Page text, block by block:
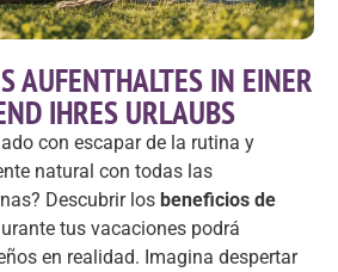
AUFENTHALTES IN EINER
IHRES URLAUBS
con escapar de la rutina y
natural con todas las
? Descubrir los beneficios de
tus vacaciones podrá
en realidad. Imagina despertar